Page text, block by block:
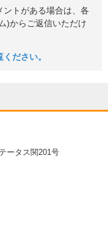
トがある場合は、各
)からご返信いただけ
ださい。
ータス関201号